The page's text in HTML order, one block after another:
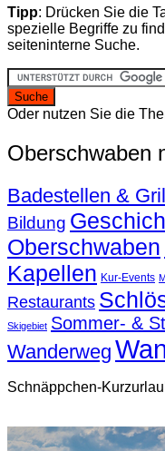
Tipp: Drücken Sie die
spezielle Begriffe zu
seiteninterne Suche.
Oder nutzen Sie die
Oberschwaben
Badestellen &
Bildung
Oberschwaben
Kapellen Kur-Events
Restaurants
Skigebiet Sommer- &
Wanderweg
Schnäppchen-